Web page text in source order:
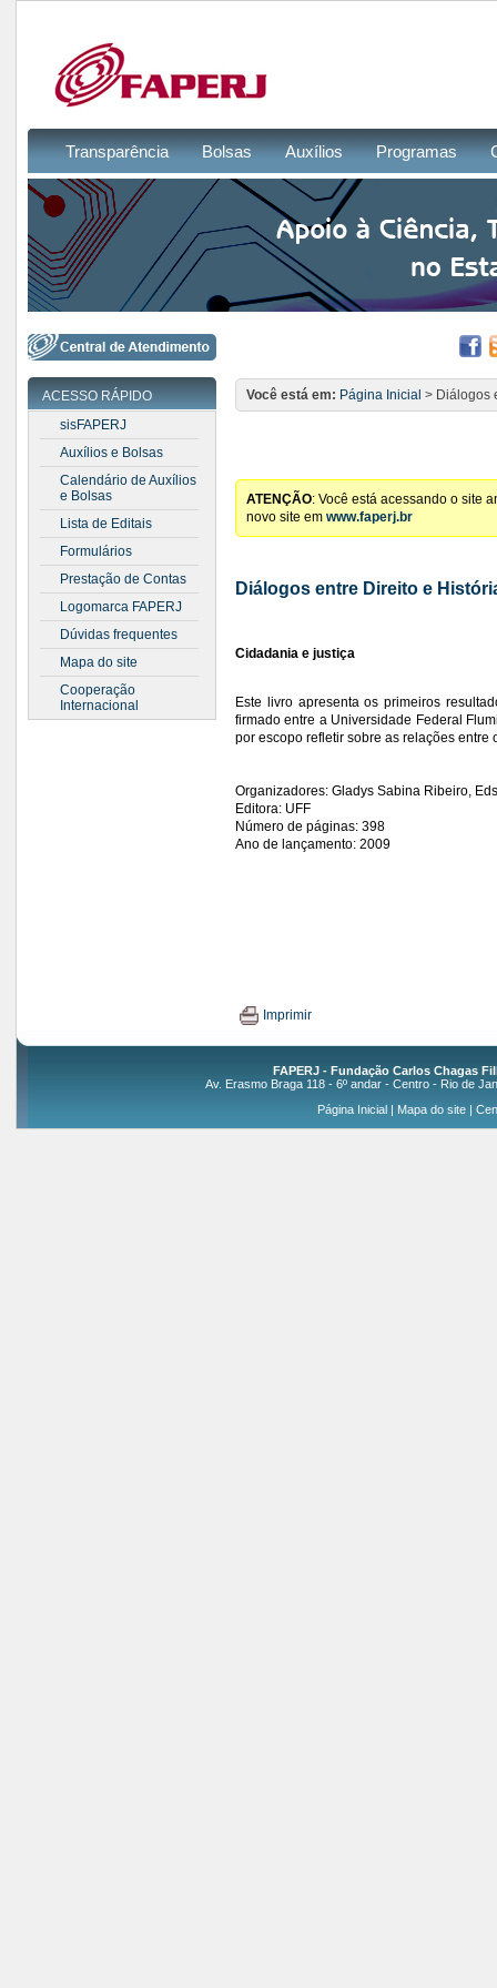
Transparência Bolsas Auxílios Programas
ACESSO RÁPIDO
sisFAPERJ
Auxílios e Bolsas
Calendário de Auxílios
e Bolsas
Lista de Editais
Formulários
Prestação de Contas
Logomarca FAPERJ
Dúvidas frequentes
Mapa do site
Cooperação
Internacional
Você está em: Página Inicial > Diálogos
ATENÇÃO: Você está acessando o site
novo site em www.faperj.br
Diálogos entre Direito e
Cidadania e justiça
Este livro apresenta os primeiros
firmado entre a Universidade Federal
por escopo refletir sobre as relações entre
Organizadores: Gladys Sabina Ribeiro,
Editora: UFF
Número de páginas: 398
Ano de lançamento: 2009
Imprimir
FAPERJ - Fundação Carlos Chagas
Av. Erasmo Braga 118 - 6º andar - Centro - Rio de
Página Inicial| Mapa do site|